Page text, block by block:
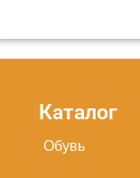
Каталог
Обувь